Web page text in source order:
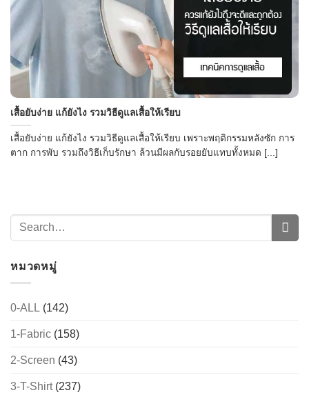
เสื้อยับง่าย แก้ยังไง รวมวิธีดูแลเสื้อให้เรียบ
เสื้อยับง่าย แก้ยังไง รวมวิธีดูแลเสื้อให้เรียบ เพราะพฤติกรรมหลังซัก การ
ตาก การพับ รวมถึงวิธีเก็บรักษา ล้วนมีผลกับรอยยับแทบทั้งหมด [...]
หมวดหมู่
0-ALL (142)
1-Fabric (158)
2-Screen (43)
3-T-Shirt(237)